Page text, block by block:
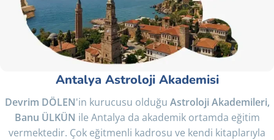
Antalya Astroloji Akademisi
Devrim DÖLEN'in kurucusu olduğu Astroloji Akademileri,
Banu ÜLKÜN ile Antalya da akademik ortamda eğitim
vermektedir. Çok eğitmenli kadrosu ve kendi kitaplarıyla